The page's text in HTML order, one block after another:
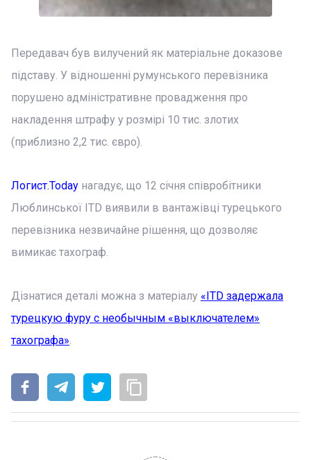
Передавач був вилучений як матеріальне доказове
підставу. У відношенні румунського перевізника
порушено адміністративне провадження про
накладення штрафу у розмірі 10 тис. злотих
(приблизно 2,2 тис. євро).
Логист.Today нагадує, що 12 січня співробітники
Люблинської ITD виявили в вантажівці турецького
перевізника незвичайне рішення, що дозволяє
вимикає тахограф.
Дізнатися деталі можна з матеріалу «ITD задержала
турецкую фуру с необычным «выключателем»
тахографа».